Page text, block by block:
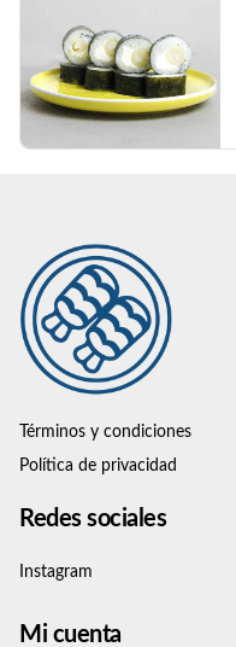
Términos y condiciones
Política de privacidad
Redes sociales
Instagram
Mi cuenta